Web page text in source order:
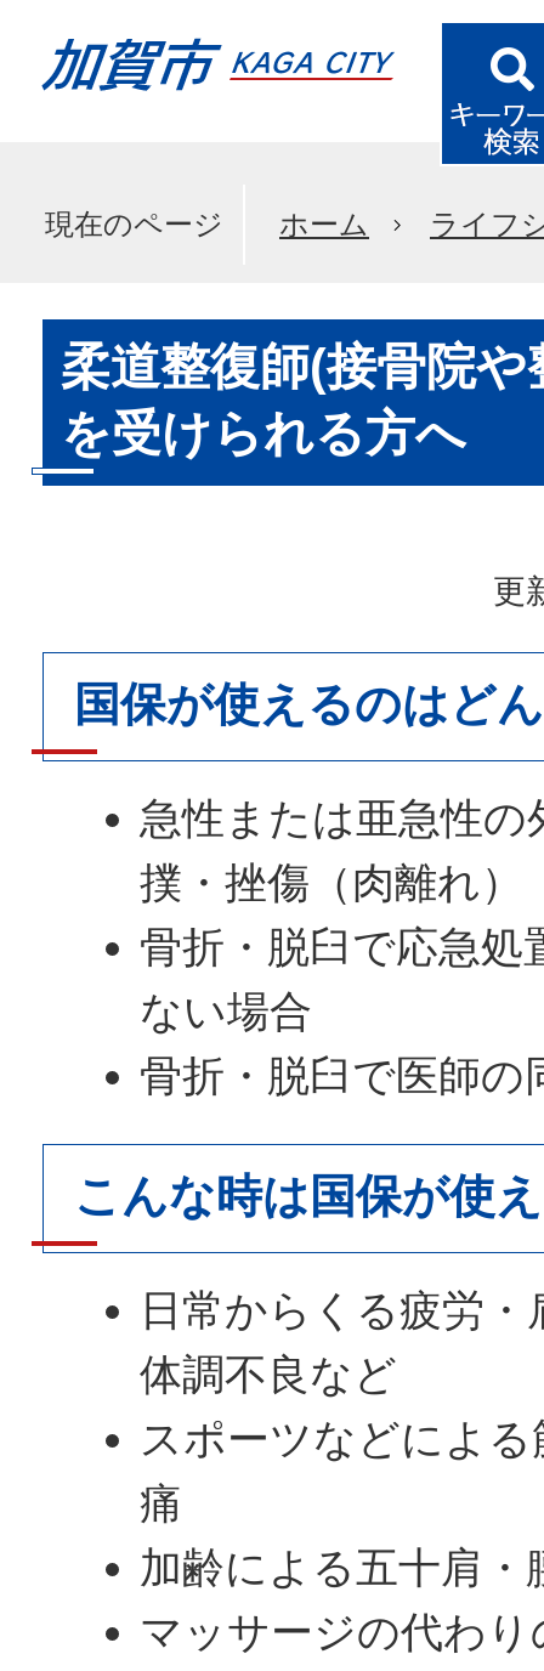
現在のページ ホーム ライフ
柔道整復師(接骨院
を受けられる方へ
更
国保が使えるのはど
急性または亜急性の
撲・挫傷（肉離れ）
骨折・脱臼で応急処
ない場合
骨折・脱臼で医師の
こんな時は国保が使
日常からくる疲労
体調不良など
スポーツなどによ
痛
加齢による五十肩・
マッサージの代わり